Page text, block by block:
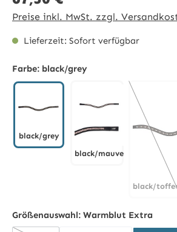
Preise inkl. MwSt. zzgl.
Lieferzeit: Sofort verfügbar
Farbe: black/grey
black/grey
black/greyblack/mauve
black/toffee
Größenauswahl: Warmblut Extra